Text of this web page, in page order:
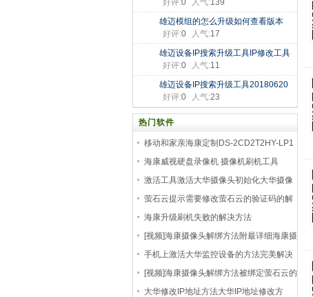
好评:0 人气:139
雄迈模组的怎么升级如何查看版本
好评:0 人气:17
雄迈设备IP搜索升级工具IP修改工具
好评:0 人气:11
雄迈设备IP搜索升级工具20180620
好评:0 人气:23
热门软件
移动和家亲海康定制DS-2CD2T2HY-LP1
刷机升级包
海康威视硬盘录像机 摄像机刷机工具
hiktool 无限
激活工具激活大华摄像头初始化大华摄像
机方法
萤石云提示需要修改萤石云的验证码的解
决方法
海康升级刷机失败的解决方法
[视频]海康摄像头解绑方法附最详细海康摄
像机
手机上激活大华监控设备的方法完美解决
不带电
[视频]海康摄像头解绑方法被绑定萤石云的
摄像
大华修改IP地址方法大华IP地址修改方